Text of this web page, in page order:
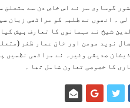
گوساوی سر نے اس خاص دن سے
۔ انھوں نے طلبہ کو مراٹھی زبان
شیخ نے مہمانوں کا تعارف پیش
نوید مومن اور خان عمار ظفر
صدیقی وغیرہ نے مراٹھی نظمیں
کا خصوصی تعاون شامل تھا ۔